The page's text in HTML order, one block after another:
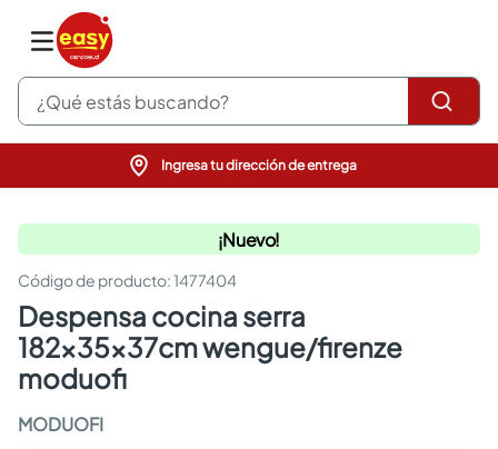
¿Qué estás buscando?
Ingresa tu dirección de entrega
¡Nuevo!
:1477404
despensa cocina serra
182x35x37cm wengue/firenze
moduofi
MODUOFI
pinturas
comedor
escritorio
pisos
armarios closet
comedores
neveras